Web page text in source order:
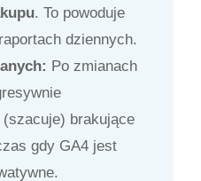
. To powoduje
dziennych.
Po zmianach
(szacuje) brakujące
gdy GA4 jest